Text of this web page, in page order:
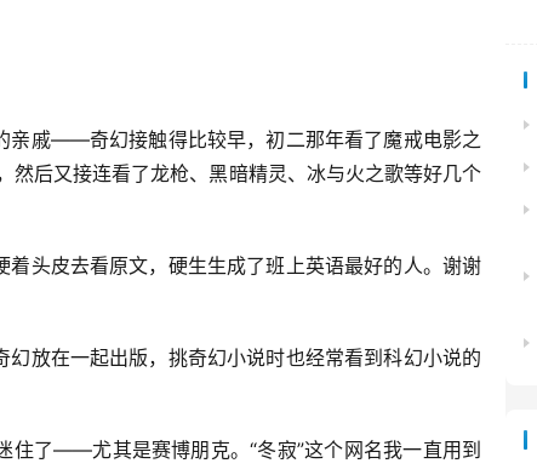
亲戚——奇幻接触得比较早，初二那年看了魔戒电影之
后又接连看了龙枪、黑暗精灵、冰与火之歌等好几个
头皮去看原文，硬生生成了班上英语最好的人。谢谢
放在一起出版，挑奇幻小说时也经常看到科幻小说的
住了——尤其是赛博朋克。“冬寂”这个网名我一直用到